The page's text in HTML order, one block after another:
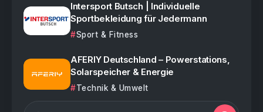
Intersport Butsch | Individuelle
Sportbekleidung für Jedermann
Sport & Fitness
AFERIY Deutschland – Powerstations,
Solarspeicher & Energie
Technik & Umwelt